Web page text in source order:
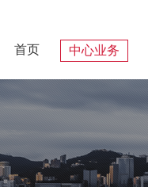
首页 中心业务